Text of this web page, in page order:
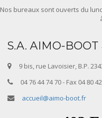
Nos bureaux sont ouverts du
S.A. AIMO-BOOT
9 bis, rue Lavoisier, B.P.
04 76 44 74 70 - Fax 04 80
accueil@aimo-boot.fr